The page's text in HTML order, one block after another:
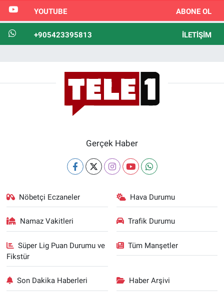
YOUTUBE ABONE OL
+905423395813 İLETIŞIM
Gerçek Haber
Nöbetçi Eczaneler Hava Durumu
Namaz Vakitleri Trafik Durumu
Süper Lig Puan Durumu ve
Fikstür
Tüm Manşetler
Son Dakika Haberleri Haber Arşivi